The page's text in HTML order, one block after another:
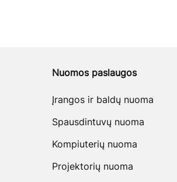
Nuomos paslaugos
Įrangos ir baldų nuoma
Spausdintuvų nuoma
Kompiuterių nuoma
Projektorių nuoma